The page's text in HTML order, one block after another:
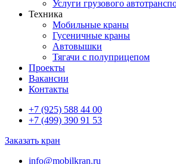
Услуги грузового
Техника
Мобильные краны
Гусеничные краны
Автовышки
Тягачи с полуприцепом
Проекты
Вакансии
Контакты
+7 (925) 588 44 00
+7 (499) 390 91 53
Заказать кран
info@mobilkran.ru